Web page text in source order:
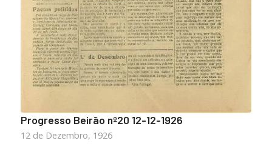
Progresso Beirão nº20 12-12-1926
12 de Dezembro, 1926